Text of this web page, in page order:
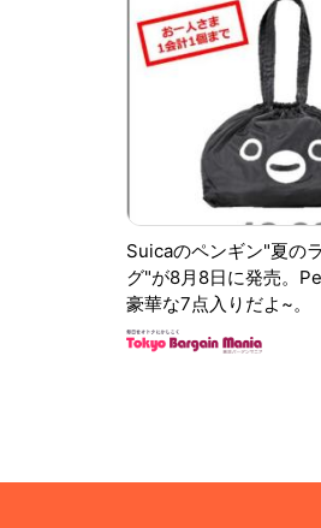
Suicaのペンギン"夏の
グ"が8月8日に発売。
豪華な7点入りだよ~。